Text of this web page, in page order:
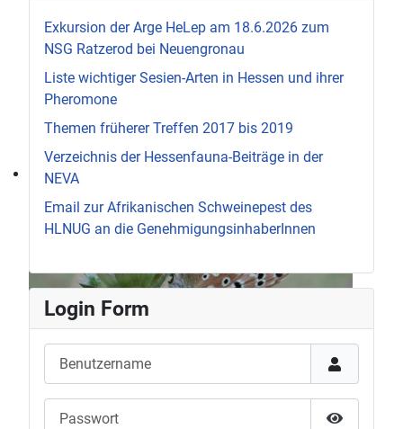
Exkursion der Arge HeLep am 18.6.2026 zum
NSG Ratzerod bei Neuengronau
Liste wichtiger Sesien-Arten in Hessen und ihrer
Pheromone
Themen früherer Treffen 2017 bis 2019
Verzeichnis der Hessenfauna-Beiträge in der
NEVA
Email zur Afrikanischen Schweinepest des
HLNUG an die GenehmigungsinhaberInnen
Login Form